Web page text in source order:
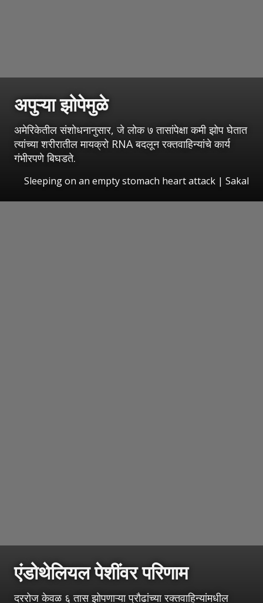
अपुऱ्या झोपेमुळे
अमेरिकेतील संशोधनानुसार, जे लोक ७ तासांपेक्षा कमी झोप घेतात
त्यांच्या शरीरातील मायक्रो RNA बदलून रक्तवाहिन्यांचे कार्य
गंभीरपणे बिघडते.
Sleeping on an empty stomach heart attack | Sakal
एंडोथेलियल पेशींवर परिणाम
दररोज केवळ ६ तास झोपणाऱ्या प्रौढांच्या रक्तवाहिन्यांमधील